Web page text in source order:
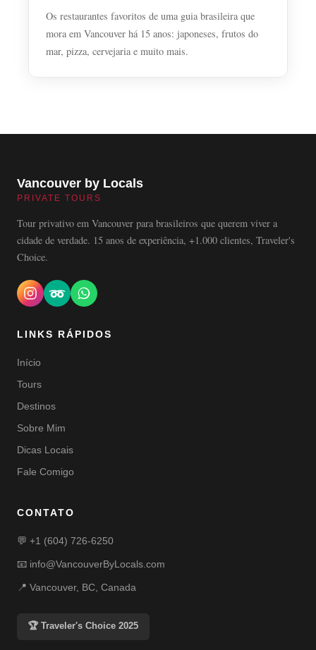
Os restaurantes favoritos de uma guia brasileira que
mora em Vancouver há 15 anos: japoneses, frutos do
mar, pizza, cervejaria e muito mais.
Vancouver by Locals
PRIVATE TOURS
Tour privativo em Vancouver para brasileiros que querem viver a
cidade de verdade. 15 anos de experiência, +1.000 clientes, Traveler's
Choice.
LINKS RÁPIDOS
Início
Tours
Destinos
Sobre Mim
Dicas Locais
Fale Comigo
CONTATO
💬 +1 (604) 726-6250
📧 info@VancouverByLocals.com
📍 Vancouver, BC, Canada
🏆 Traveler's Choice 2025